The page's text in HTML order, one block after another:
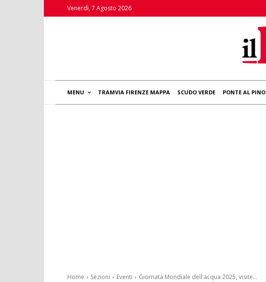
Venerdì, 7 Agosto 2026
MENU TRAMVIA FIRENZE MAPPA SCUDO VERDE PONTE AL PINO
Home Sezioni Eventi
Giornata Mondiale dell'acqua 2025, visite...